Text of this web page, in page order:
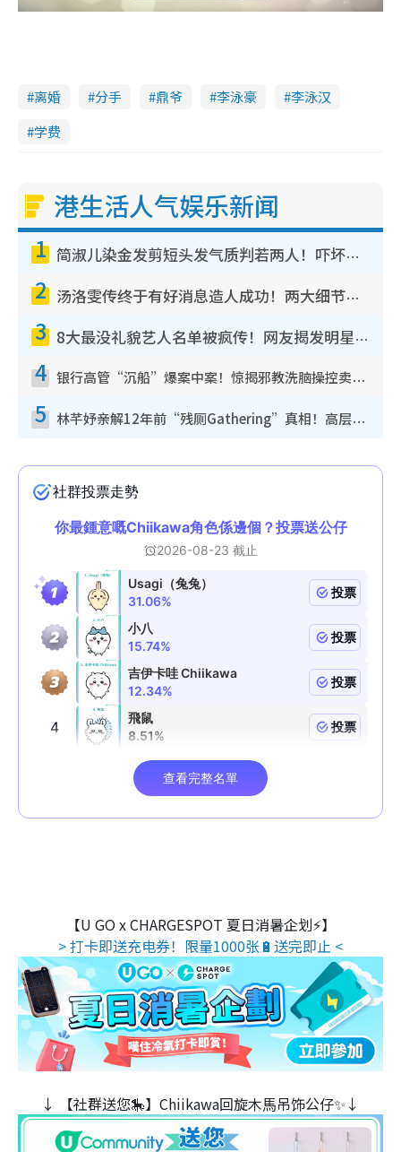
离婚 分手 鼎爷 李泳豪
李泳汉
学费
港生活人气娱乐新闻
1 简淑儿染金发剪短头发气质判若两人！吓坏老公麦大力都认不出：“你做什么？”
2 汤洛雯传终于有好消息造人成功！两大细节曝孕味极浓引猜测：大肚婆先会咁！
3 8大最没礼貌艺人名单被疯传！网友揭发明星真面目，一致数落这一位是无品天花板？
4 银行高管“沉船”爆案中案！惊揭邪教洗脑操控卖淫被吞600万，幕后黑手讲多错多
5 林芊妤亲解12年前“残厕Gathering”真相！高层解约一句话重创尊严，至今拒返TVB
【U GO x CHARGESPOT 夏日消暑企划⚡】
> 打卡即送充电券！限量1000张🔋送完即止 <
↓ 【社群送您🎠】Chiikawa回旋木⾺吊饰公仔✨↓